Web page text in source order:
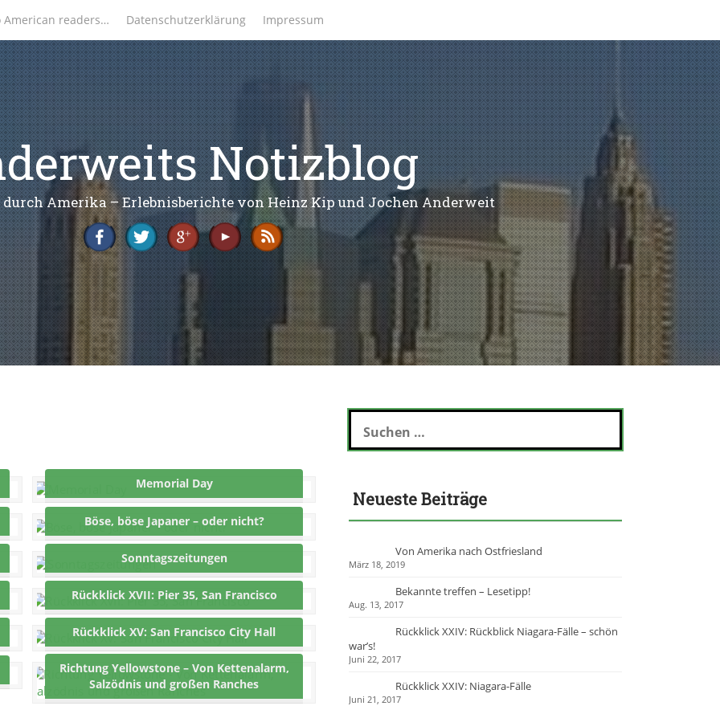
American readers… Datenschutzerklärung Impressum
Notizblog
Amerika – Erlebnisberichte von Heinz Kip und Jochen Anderweit
Memorial Day
Böse, böse Japaner – oder nicht?
Sonntagszeitungen
Rückklick XVII: Pier 35, San Francisco
Rückklick XV: San Francisco City Hall
Richtung Yellowstone – Von Kettenalarm,
Salzödnis und großen Ranches
S
c
n
h
Neueste Beiträge
Von Amerika nach Ostfriesland
März 18, 2019
Bekannte treffen – Lesetipp!
Aug. 13, 2017
Rückklick XXIV: Rückblick Niagara-Fälle – schön
war’s!
Juni 22, 2017
Rückklick XXIV: Niagara-Fälle
Juni 21, 2017